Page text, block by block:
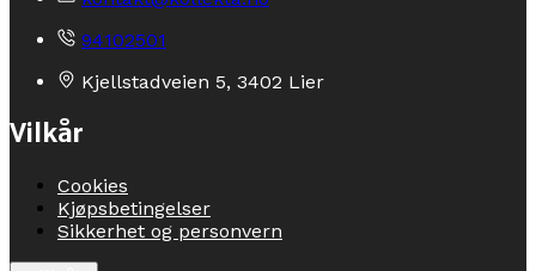
94102501
Kjellstadveien 5, 3402 Lier
Vilkår
Cookies
Kjøpsbetingelser
Sikkerhet og personvern